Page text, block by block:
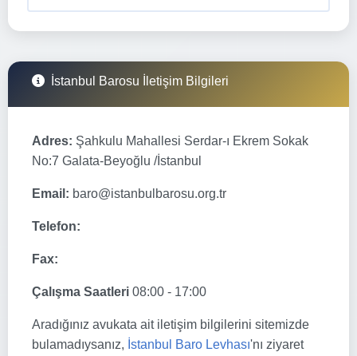
İstanbul Barosu İletişim Bilgileri
Adres: Şahkulu Mahallesi Serdar-ı Ekrem Sokak
No:7 Galata-Beyoğlu /İstanbul
Email: baro@istanbulbarosu.org.tr
Telefon:
Fax:
Çalışma Saatleri 08:00 - 17:00
Aradığınız avukata ait iletişim bilgilerini sitemizde
bulamadıysanız, İstanbul Baro Levhası'nı ziyaret